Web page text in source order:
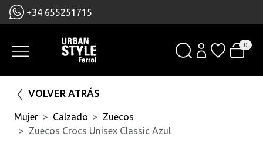
+34 655251715
0
VOLVER ATRÁS
Mujer Calzado
Zuecos
Zuecos Crocs Unisex Classic Azul